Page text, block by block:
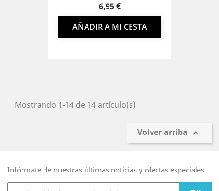
Precio
6,95 €
AÑADIR A MI CESTA
Mostrando 1-14 de 14 artículo(s)
Volver arriba 
Infórmate de nuestras últimas noticias y ofertas especiales